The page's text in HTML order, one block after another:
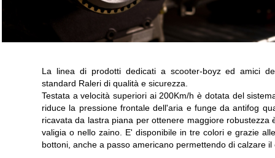
La linea di prodotti dedicati a scooter-boyz ed amici
standard Raleri di qualità e sicurezza.
Testata a velocità superiori ai 200Km/h è dotata del
riduce la pressione frontale dell'aria e funge da antifog
ricavata da lastra piana per ottenere maggiore
valigia o nello zaino. E' disponibile in tre colori e grazie
bottoni, anche a passo americano permettendo di calzare